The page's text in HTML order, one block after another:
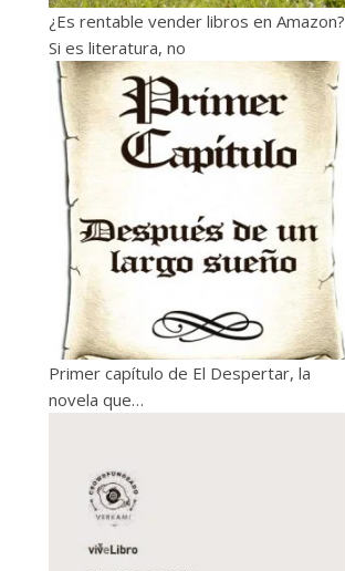
¿Es rentable vender libros en Amazon?
Si es literatura, no
Primer capítulo de El Despertar, la
novela que…